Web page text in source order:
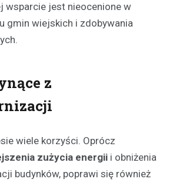
wsparcie jest nieocenione w
gmin wiejskich i zdobywania
z
wiele korzyści. Oprócz
zużycia energii i obniżenia
budynków, poprawi się również